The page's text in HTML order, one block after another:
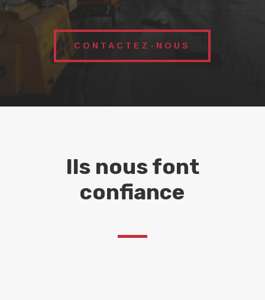
CONTACTEZ-NOUS
Ils nous font
confiance